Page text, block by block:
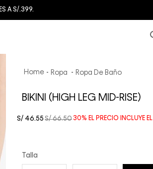
Ropa Ropa De Baño
BIKINI (HIGH LEG MID-RISE)
30% EL PRECIO INCLUYE EL
S/ 66.50
S/ 46.55
Talla